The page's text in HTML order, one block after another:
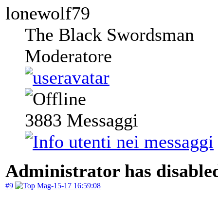
lonewolf79
The Black Swordsman
Moderatore
3883 Messaggi
Administrator has
#9 Mag-15-17 16:59:08